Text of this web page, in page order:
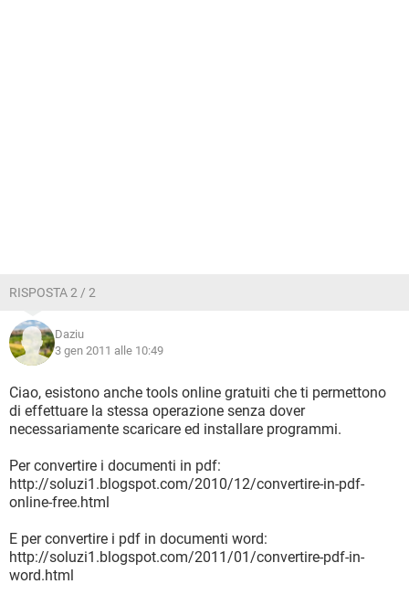
RISPOSTA 2 / 2
Daziu
3 gen 2011 alle 10:49
Ciao, esistono anche tools online gratuiti che ti permettono
di effettuare la stessa operazione senza dover
necessariamente scaricare ed installare programmi.
Per convertire i documenti in pdf:
http://soluzi1.blogspot.com/2010/12/convertire-in-pdf-
online-free.html
E per convertire i pdf in documenti word:
http://soluzi1.blogspot.com/2011/01/convertire-pdf-in-
word.html